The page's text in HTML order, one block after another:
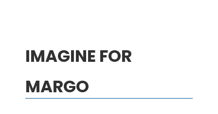
IMAGINE FOR
MARGO